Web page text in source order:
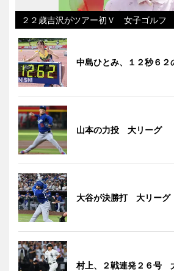
２２歳吉沢がツアー初Ｖ 女子ゴルフ
中島ひとみ、１２秒６２
山本の力投 大リーグ
大谷が決勝打 大リーグ
村上、２戦連発２６号